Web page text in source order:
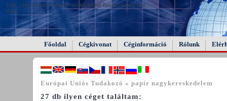
FAIL (the browser should render some flash content, not
this).
Főoldal Cégkivonat Céginformáció Rólunk
Európai Uniós Tudakozó « papír nagykereskedelem
27 db ilyen céget találtam: